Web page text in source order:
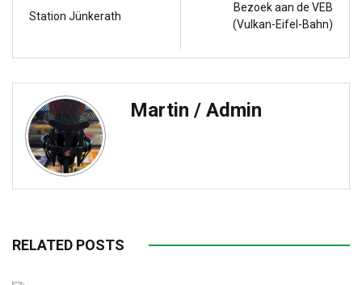
Station Jünkerath
Bezoek aan de VEB
(Vulkan-Eifel-Bahn)
Martin / Admin
RELATED POSTS